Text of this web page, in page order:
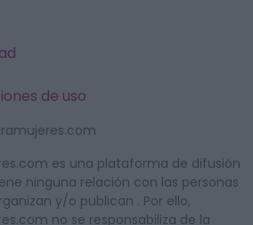
de uso
es una plataforma de difusión
ninguna relación con las personas
y/o publican . Por ello,
no se responsabiliza de la